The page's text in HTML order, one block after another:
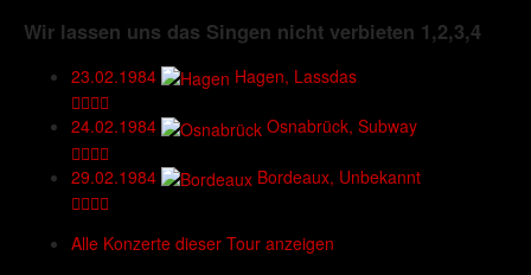
Wir lassen uns das Singen nicht verbieten 1,2,3,4
23.02.1984 Hagen, Lassdas
24.02.1984 Osnabrück, Subway
29.02.1984 Bordeaux, Unbekannt
Alle Konzerte dieser Tour anzeigen